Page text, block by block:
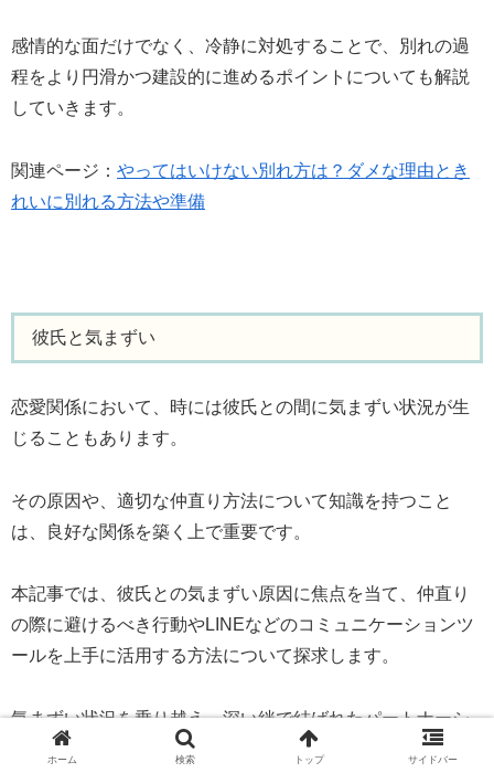
感情的な面だけでなく、冷静に対処することで、別れの過
程をより円滑かつ建設的に進めるポイントについても解説
していきます。
関連ページ： やってはいけない別れ方は？ダメな理由とき
れいに別れる方法や準備
彼氏と気まずい
恋愛関係において、時には彼氏との間に気まずい状況が生
じることもあります。
その原因や、適切な仲直り方法について知識を持つこと
は、良好な関係を築く上で重要です。
本記事では、彼氏との気まずい原因に焦点を当て、仲直り
の際に避けるべき行動やLINEなどのコミュニケーションツ
ールを上手に活用する方法について探求します。
気まずい状況を乗り越え、深い絆で結ばれたパートナーシ
ップを築くためのヒントを提供いたします。
ホーム 検索 トップ サイドバー